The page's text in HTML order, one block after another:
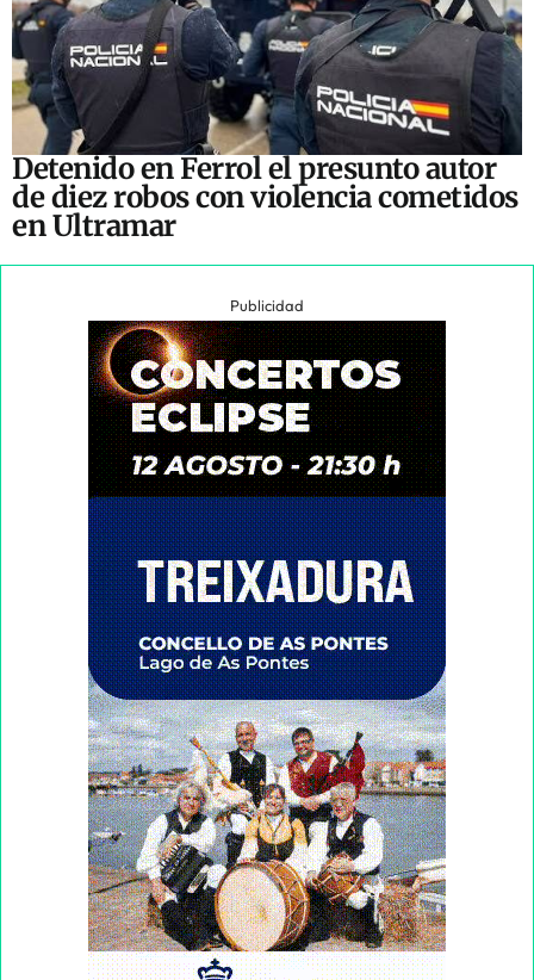
Detenido en Ferrol el presunto autor
de diez robos con violencia cometidos
en Ultramar
Publicidad